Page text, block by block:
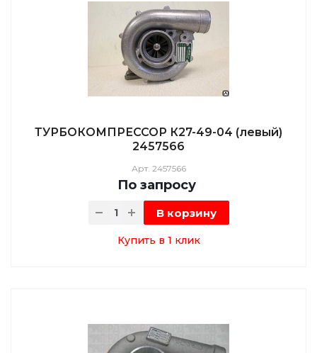
ТУРБОКОМПРЕССОР К27-49-04 (левый)
2457566
Арт. 2457566
По запросу
В корзину
Купить в 1 клик